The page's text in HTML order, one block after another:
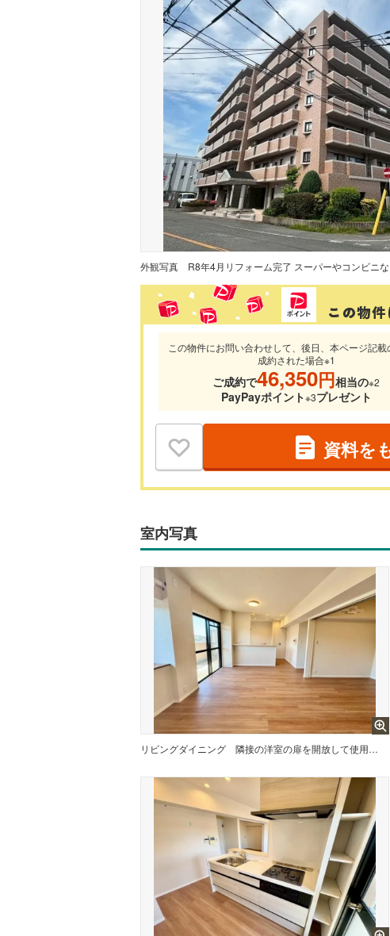
外観写真
この物件にお問い合わせして、後日、本ページ記載
成約された場合※1
ご成約で46,350円相当の※2
PayPayポイント※3プレゼント
資料を
室内写真
リビングダイニング 隣接の洋室の扉を開放して使用すればリビングとあわせて20畳の広々リビングに